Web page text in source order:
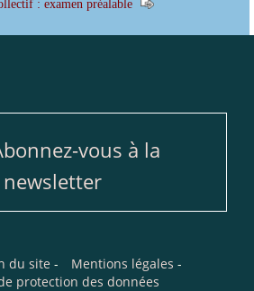
: examen préalable
vous à la
newsletter
du site- Mentions légales -
protection des données